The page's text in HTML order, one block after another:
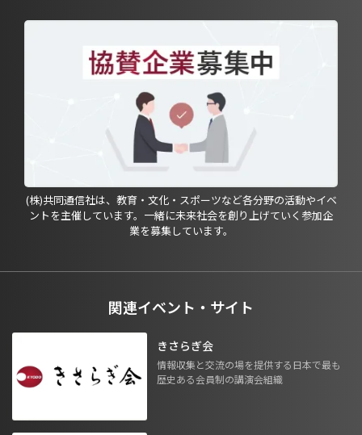
(株)共同通信社は、教育・文化・スポーツなど各分野の活動やイベ
ントを主催しています。一緒に未来社会を創り上げていく参加企
業を募集しています。
関連イベント・サイト
きさらぎ会
情報収集と交流の場を提供する日本で最も
歴史ある会員制の講演会組織